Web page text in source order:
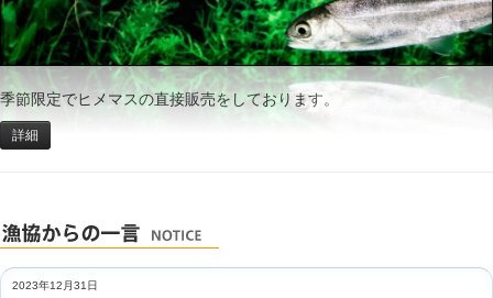
季節限定でヒメマスの直接販売をしております。
詳細
2023年12月31日